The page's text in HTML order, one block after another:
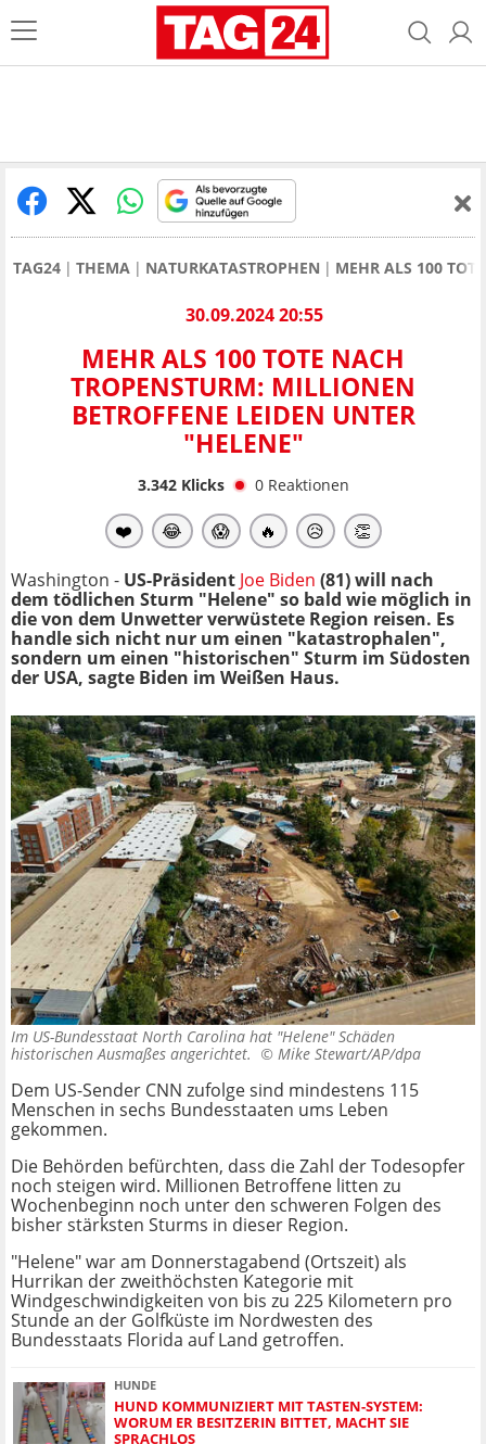
TAG24 THEMA NATURKATASTROPHEN MEHR ALS 100
30.09.2024 20:55
MEHR ALS 100 TOTE NACH
TROPENSTURM: MILLIONEN
BETROFFENE LEIDEN UNTER
"HELENE"
3.342Klicks 0 Reaktionen
❤️ 😂 😱 🔥 😥 👏
Washington - US-Präsident Joe Biden (81) will nach
dem tödlichen Sturm "Helene" so bald wie möglich in
die von dem Unwetter verwüstete Region reisen. Es
handle sich nicht nur um einen "katastrophalen",
sondern um einen "historischen" Sturm im Südosten
der USA, sagte Biden im Weißen Haus.
Im US-Bundesstaat North Carolina hat "Helene" Schäden
historischen Ausmaßes angerichtet. © Mike Stewart/AP/dpa
Dem US-Sender CNN zufolge sind mindestens 115
Menschen in sechs Bundesstaaten ums Leben
gekommen.
Die Behörden befürchten, dass die Zahl der Todesopfer
noch steigen wird. Millionen Betroffene litten zu
Wochenbeginn noch unter den schweren Folgen des
bisher stärksten Sturms in dieser Region.
"Helene" war am Donnerstagabend (Ortszeit) als
Hurrikan der zweithöchsten Kategorie mit
Windgeschwindigkeiten von bis zu 225 Kilometern pro
Stunde an der Golfküste im Nordwesten des
Bundesstaats Florida auf Land getroffen.
HUNDE
HUND KOMMUNIZIERT MIT TASTEN-SYSTEM:
WORUM ER BESITZERIN BITTET, MACHT SIE
SPRACHLOS